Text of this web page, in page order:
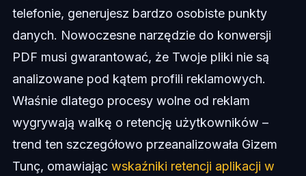
telefonie, generujesz bardzo osobiste punkty
danych. Nowoczesne narzędzie do konwersji
PDF musi gwarantować, że Twoje pliki nie są
analizowane pod kątem profili reklamowych.
Właśnie dlatego procesy wolne od reklam
wygrywają walkę o retencję użytkowników –
trend ten szczegółowo przeanalizowała Gizem
Tunç, omawiając wskaźniki retencji aplikacji w